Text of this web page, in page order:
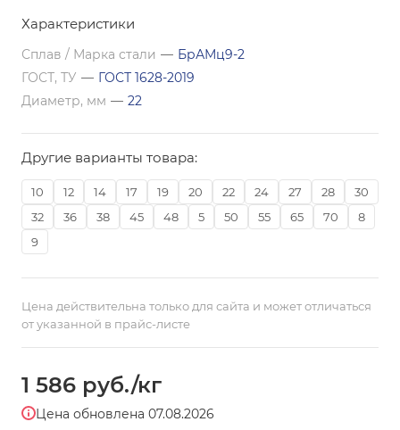
Характеристики
Сплав / Марка стали — БрАМц9-2
ГОСТ, ТУ — ГОСТ 1628-2019
Диаметр, мм — 22
Другие варианты товара:
10 12 14 17 19 20 22 24 27 28
30
32
36 38 45 48 5 50 55 65 70
8
9
Цена действительна только для сайта и может отличаться
от указанной в прайс-листе
1 586 руб./кг
Цена обновлена 07.08.2026